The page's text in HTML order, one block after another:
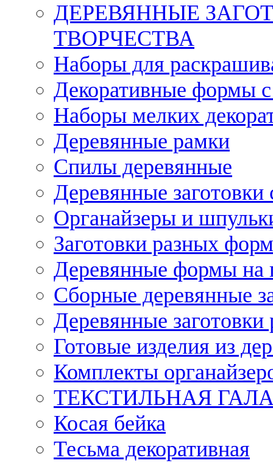
ДЕРЕВЯННЫЕ
ТВОРЧЕСТВА
Наборы для
Декоративные формы с
Наборы мелких
Деревянные рамки
Спилы деревянные
Деревянные заготовки
Органайзеры и
Заготовки разных
Деревянные формы на
Сборные деревянные
Деревянные заготовки
Готовые изделия из
Комплекты
ТЕКСТИЛЬНАЯ
Косая бейка
Тесьма декоративная